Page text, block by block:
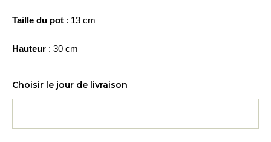
Taille du pot : 13 cm
Hauteur : 30 cm
Choisir le jour de livraison